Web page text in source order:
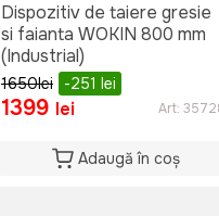
Dispozitiv de taiere gresie
si faianta WOKIN 800 mm
(Industrial)
1650lei -251 lei
1399 lei Art:
Adaugă în coș